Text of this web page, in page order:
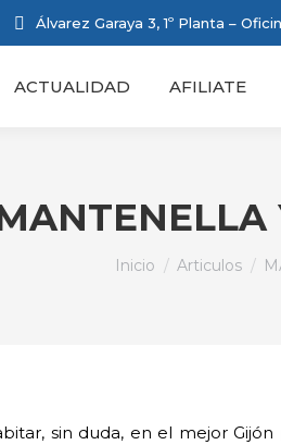
Álvarez Garaya 3, 1º Planta –
ACTUALIDAD AFILIATE
Estás aquí:
Inicio Articulos
sin duda, en el mejor